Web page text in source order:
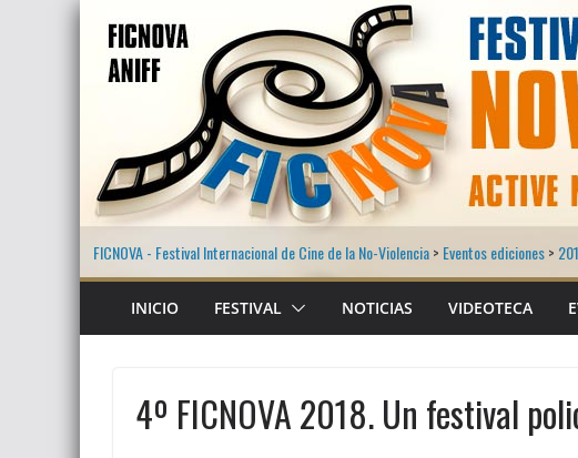
Saltar
contenido
FICNOVA - Festival Internacional de Cine de la No-Violencia> Eventos ediciones>
INICIO FESTIVAL NOTICIAS VIDEOTECA
4º FICNOVA 2018. Un festival